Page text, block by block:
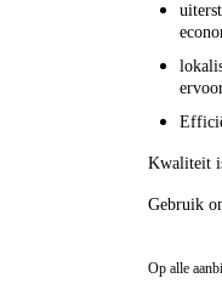
Kwaliteit
Gebruik
Op alle